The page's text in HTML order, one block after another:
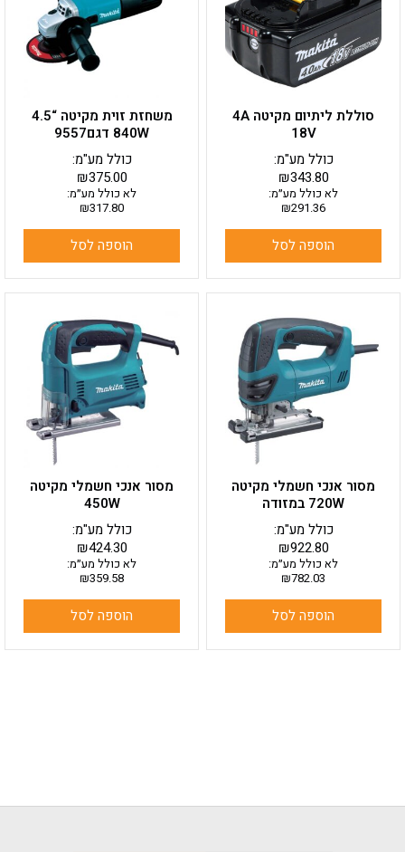
סוללת ליתיום מקיטה 4A
18V
₪343.80
כולל מע"מ:
לא כולל מע״מ:
₪291.36
הוספה לסל
משחזת זוית מקיטה “4.5
840W דגם9557
₪375.00
כולל מע"מ:
לא כולל מע״מ:
₪317.80
הוספה לסל
מסור אנכי חשמלי מקיטה
720W במזודה
₪922.80
כולל מע"מ:
לא כולל מע״מ:
₪782.03
הוספה לסל
מסור אנכי חשמלי מקיטה
450W
₪424.30
כולל מע"מ:
לא כולל מע״מ:
₪359.58
הוספה לסל